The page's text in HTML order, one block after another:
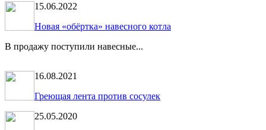
15.06.2022
Новая «обёртка» навесного котла
В продажу поступили навесные...
16.08.2021
Греющая лента против сосулек
25.05.2020